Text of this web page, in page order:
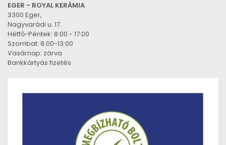
EGER - ROYAL KERÁMIA
3300 Eger,
Nagyvarádi u. 17.
Hétfő-Péntek: 8:00 - 17:00
Szombat: 8:00-13:00
Vasárnap: zárva
Bankkártyás fizetés